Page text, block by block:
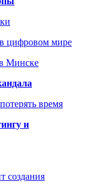
в цифровом мире
Минске
время
и
создания